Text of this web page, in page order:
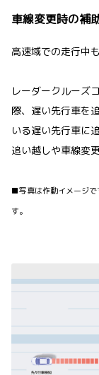
車線変更時の補
高速域での走行中
レーダークルーズ
際、遅い先行車を
いる遅い先行車に
追い越しや車線変
■写真は作動イメージ
す。